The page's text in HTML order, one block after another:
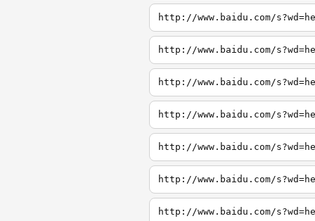
http://www.baidu.com/
http://www.baidu.com/
http://www.baidu.com/
http://www.baidu.com/
http://www.baidu.com/
http://www.baidu.com/
http://www.baidu.com/